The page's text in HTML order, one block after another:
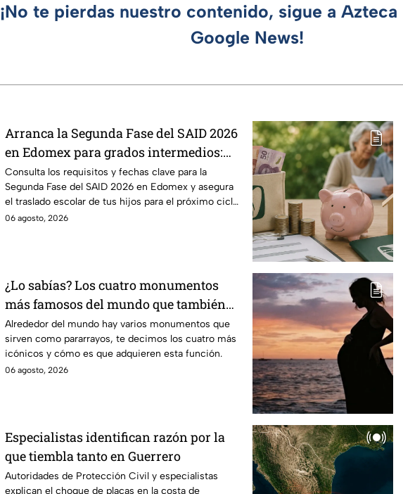
¡No te pierdas nuestro contenido, sigue a
Google News!
Arranca la Segunda Fase del SAID 2026
en Edomex para grados intermedios:
Fechas clave y requisitos para cambios
de escuela
Consulta los requisitos y fechas clave para la
Segunda Fase del SAID 2026 en Edomex y asegura
el traslado escolar de tus hijos para el próximo ciclo
escolar.
06 agosto, 2026
¿Lo sabías? Los cuatro monumentos
más famosos del mundo que también
funcionan como pararrayos
Alrededor del mundo hay varios monumentos que
sirven como pararrayos, te decimos los cuatro más
icónicos y cómo es que adquieren esta función.
06 agosto, 2026
Especialistas identifican razón por la
que tiembla tanto en Guerrero
Autoridades de Protección Civil y especialistas
explican el choque de placas en la costa de